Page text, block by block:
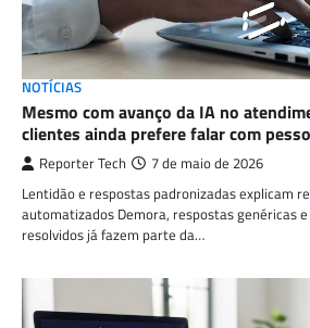
NOTÍCIAS
Mesmo com avanço da IA no
clientes ainda prefere falar com
Reporter Tech 7 de maio de 2026
Lentidão e respostas padronizadas explicam
automatizados Demora, respostas genéricas
resolvidos já fazem parte da…